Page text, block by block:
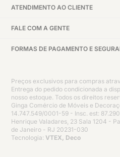
ATENDIMENTO AO CLIENTE
FALE COM A GENTE
FORMAS DE PAGAMENTO E
Preços exclusivos para compras
Entrega do pedido condicionada a
nosso estoque. Todos os direitos
Ginga Comércio de Móveis e
14.747.549/0001-59 - Insc. est:
Henrique Valadares, 23 Sala 1204 -
de Janeiro - RJ 20231-030
Tecnologia: VTEX, Deco